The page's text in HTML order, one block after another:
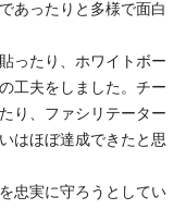
あったりと多様で面白
ったり、ホワイトボー
工夫をしました。チー
り、ファシリテーター
はほぼ達成できたと思
忠実に守ろうとしてい